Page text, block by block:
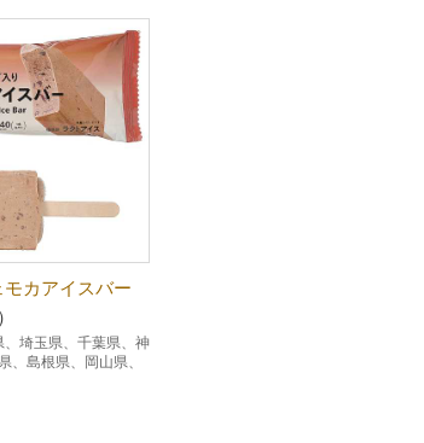
カアイスバー
、埼玉県、千葉県、神
、島根県、岡山県、